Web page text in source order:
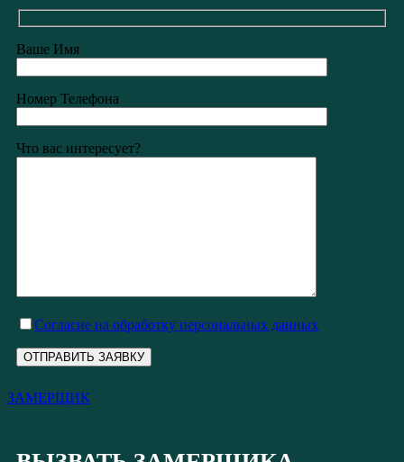
Ваше Имя
Номер Телефона
Что вас интересует?
Cогласие на обработку персональных данных
ЗАМЕРЩИК